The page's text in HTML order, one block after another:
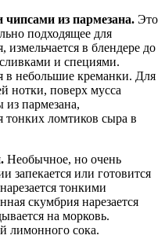
из пармезана. Это
подходящее для
измельчается в блендере до
и специями.
в небольшие креманки. Для
нотки, поверх мусса
пармезана,
тонких ломтиков сыра в
Необычное, но очень
запекается или готовится
тонкими
скумбрия нарезается
на морковь.
лимонного сока.